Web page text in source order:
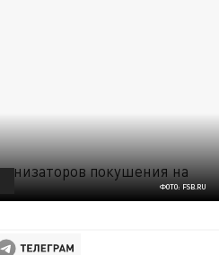
ФОТО: FSB.RU